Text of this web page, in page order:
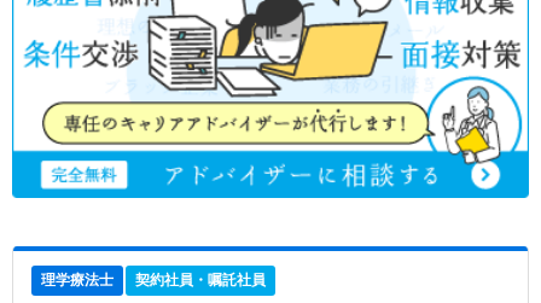
理学療法士 契約社員・嘱託社員